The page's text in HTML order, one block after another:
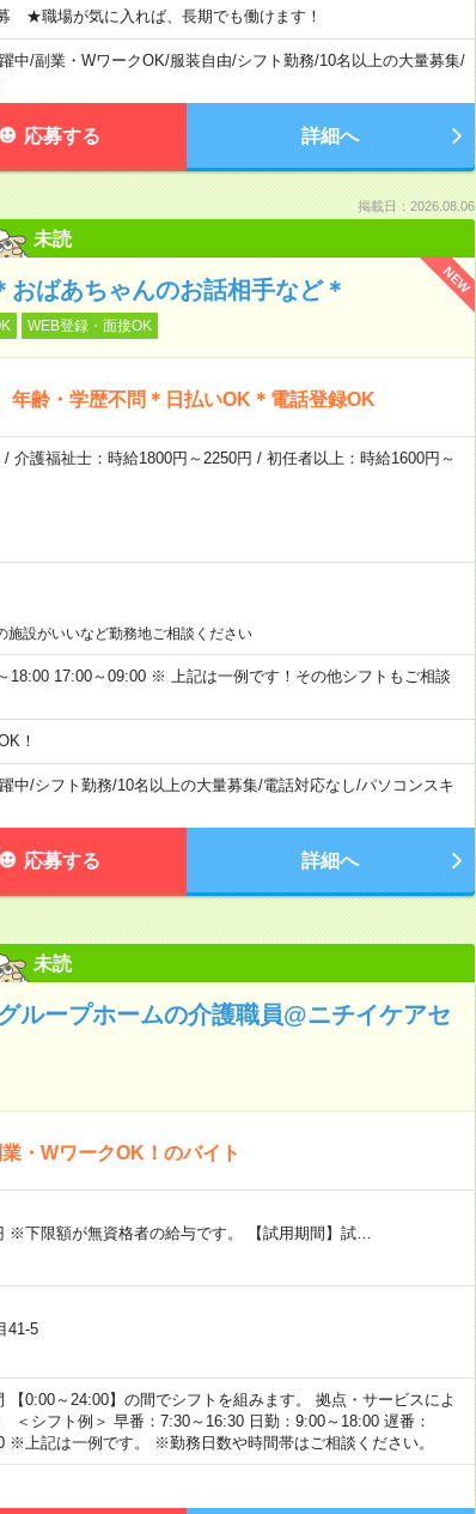
★職場が気に入れば、長期でも働けます！
中/副業・WワークOK/服装自由/シフト勤務/10名以上の大量募集/
応募する 詳細へ
掲載日：2026.08.06
未読
NEW
ばあちゃんのお話相手など＊
WEB登録・面接OK
年齢・学歴不問＊日払いOK＊電話登録OK
介護福祉士：時給1800円～2250円 / 初任者以上：時給1600円～
設がいいなど勤務地ご相談ください
18:00 17:00～09:00 ※ 上記は一例です！その他シフトもご相談
！
中/シフト勤務/10名以上の大量募集/電話対応なし/パソコンスキ
応募する 詳細へ
未読
ープホームの介護職員@ニチイケアセ
・WワークOK！のバイト
※下限額が無資格者の給与です。 【試用期間】試…
41-5
0:00～24:00】の間でシフトを組みます。 拠点・サービスによ
＜シフト例＞ 早番：7:30～16:30 日勤：9:00～18:00 遅番：
※上記は一例です。 ※勤務日数や時間帯はご相談ください。